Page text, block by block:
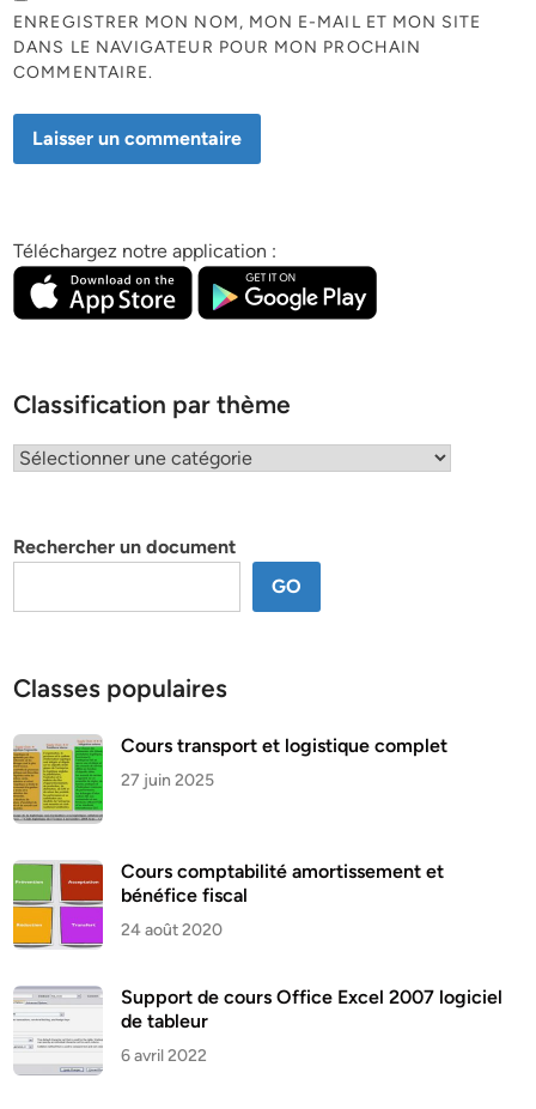
ENREGISTRER MON NOM, MON E-MAIL ET MON SITE
DANS LE NAVIGATEUR POUR MON PROCHAIN
COMMENTAIRE.
Téléchargez notre application :
Classification par thème
Classification
Rechercher un document
GO
Classes populaires
Cours transport et logistique complet
27 juin 2025
Cours comptabilité amortissement et
bénéfice fiscal
24 août 2020
Support de cours Office Excel 2007 logiciel
de tableur
6 avril 2022